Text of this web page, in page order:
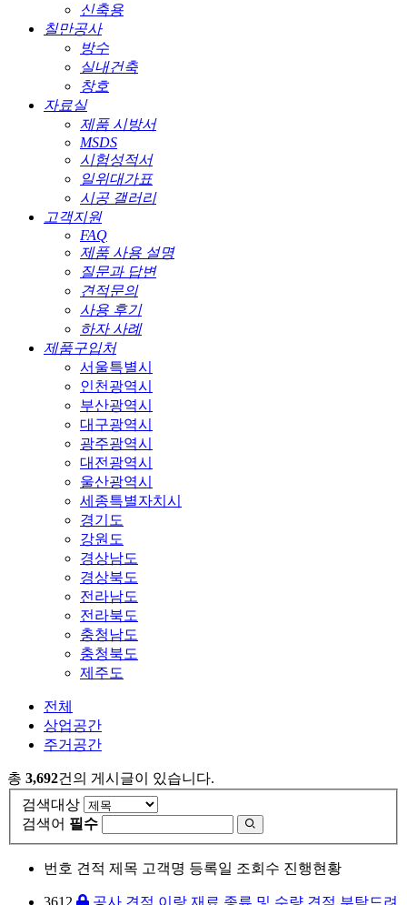
신축용
칠만공사
방수
실내건축
창호
자료실
제품 시방서
MSDS
시험성적서
일위대가표
시공 갤러리
고객지원
FAQ
제품 사용 설명
질문과 답변
견적문의
사용 후기
하자 사례
제품구입처
서울특별시
인천광역시
부산광역시
대구광역시
광주광역시
대전광역시
울산광역시
세종특별자치시
경기도
강원도
경상남도
경상북도
전라남도
전라북도
충청남도
충청북도
제주도
전체
상업공간
주거공간
총 3,692건의 게시글이 있습니다.
검색대상
검색어 필수
번호 견적 제목 고객명 등록일 조회수 진행현황
3612
공사 견적 이랑 재료 종류 및 수량 견적 부탁드려